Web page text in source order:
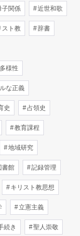
関係 近世和歌
ト教 辞書
様性
な正義
史 占領史
教育課程
地域研究
館 記録管理
キリスト教思想
立憲主義
続き 聖人崇敬